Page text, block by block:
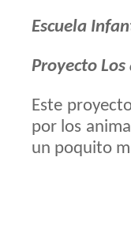
Escuela
Proyecto
Este
por los
un poquito